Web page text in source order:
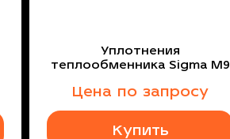
Уплотнения
теплообменника Sigma M9
Цена по запросу
Купить